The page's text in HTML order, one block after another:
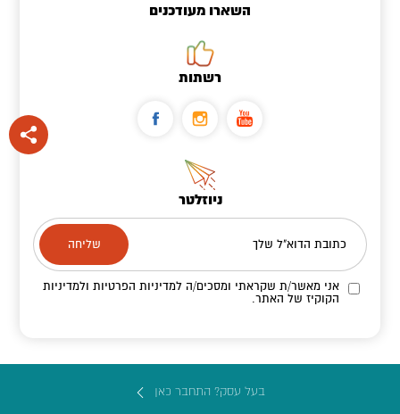
השארו מעודכנים
רשתות
ניוזלטר
כתובת הדוא"ל שלך
אני מאשר/ת שקראתי ומסכים/הלמדיניות הפרטיות ולמדיניות
הקוקיז של האתר.
בעל עסק? התחבר כאן